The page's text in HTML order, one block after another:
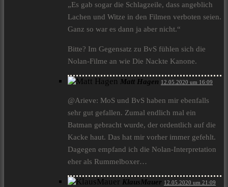
„Es gab sogar die Schlagzeile, dass angeblich
Lachen und Witze in den Filmen verboten seien.
Ganz so war es dann ja aber nicht.“
Bitte? Im Gegensatz zu BvS fühlen sich die
Nolan-Filme an wie Die Nackte Kanone.
Matt Hagen 12.05.2020 um 16:09
@Arieve: MoS und BvS haben mir ebenfalls
sehr gut gefallen. Zumal endlich mal ein
Batman gebracht wurde, der ordentlich auf die
Kacke haut. Das hat mir vorher immer gefehlt.
Dagegen empfand ich die Nolan-Interpretation
eher als Rummelboxer…
KlausMauer 12.05.2020 um 21:09